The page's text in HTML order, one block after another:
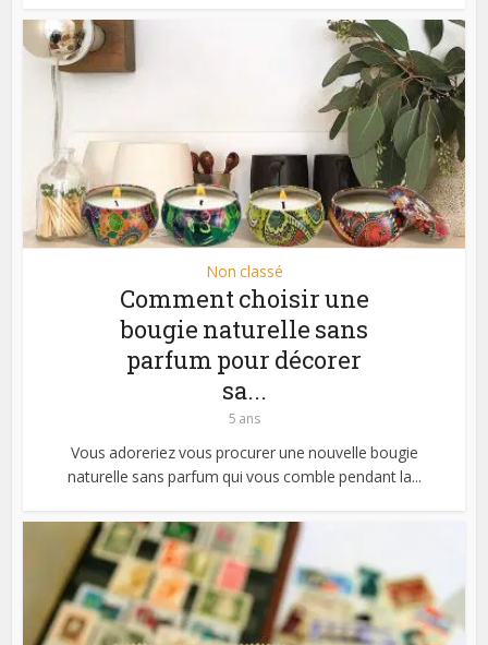
Non classé
Comment choisir une
bougie naturelle sans
parfum pour décorer
sa...
5 ans
Vous adoreriez vous procurer une nouvelle bougie
naturelle sans parfum qui vous comble pendant la...